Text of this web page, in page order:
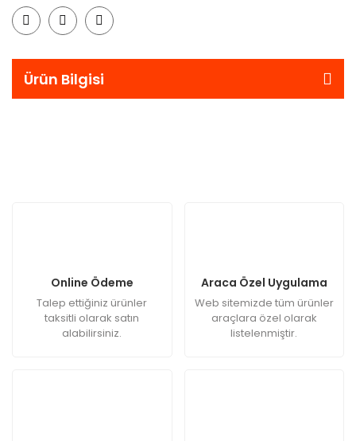
Ürün Bilgisi
Online Ödeme
Talep ettiğiniz ürünler
taksitli olarak satın
alabilirsiniz.
Araca Özel Uygulama
Web sitemizde tüm ürünler
araçlara özel olarak
listelenmiştir.